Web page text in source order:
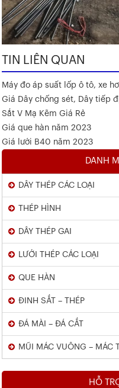
TIN LIÊN QUAN
Máy đo áp suất lốp ô tô, xe
Giá Dây chống sét, Dây tiếp
Sắt V Mạ Kẽm Giá Rẻ
Giá que hàn năm 2023
Giá lưới B40 năm 2023
DANH
DÂY THÉP CÁC LOẠI
THÉP HÌNH
DÂY THÉP GAI
LƯỚI THÉP CÁC LOẠI
QUE HÀN
ĐINH SẮT – THÉP
ĐÁ MÀI – ĐÁ CẮT
MŨI MÁC VUÔNG – MÁC
HỖ